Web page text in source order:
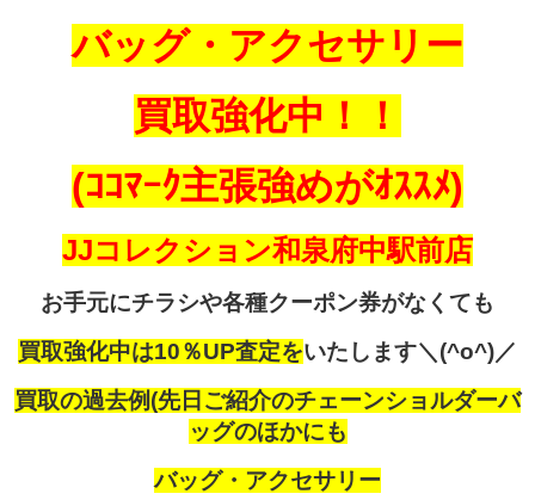
バッグ・アクセサリー
買取強化中！！
(ｺｺﾏｰｸ主張強めがｵｽｽﾒ)
JJコレクション和泉府中駅前店
お手元にチラシや各種クーポン券がなくても
買取強化中は10％UP査定をいたします＼(^o^)／
買取の過去例(先日ご紹介のチェーンショルダーバ
ッグのほかにも
バッグ・アクセサリー